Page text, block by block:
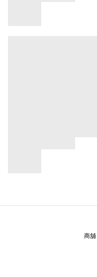
商舖